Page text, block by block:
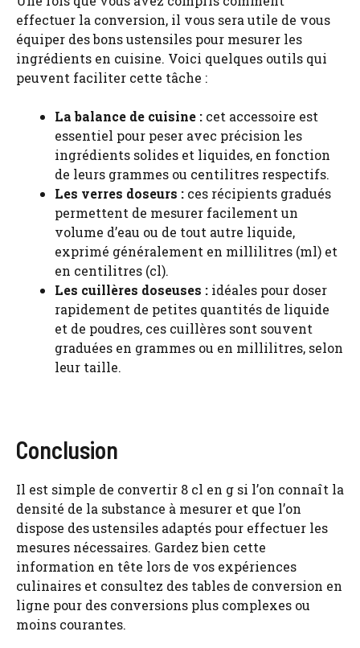
effectuer la conversion, il vous sera utile de vous
équiper des bons ustensiles pour mesurer les
ingrédients en cuisine. Voici quelques outils qui
peuvent faciliter cette tâche :
La balance de cuisine : cet accessoire est
essentiel pour peser avec précision les
ingrédients solides et liquides, en fonction
de leurs grammes ou centilitres respectifs.
Les verres doseurs : ces récipients gradués
permettent de mesurer facilement un
volume d’eau ou de tout autre liquide,
exprimé généralement en millilitres (ml) et
en centilitres (cl).
Les cuillères doseuses : idéales pour doser
rapidement de petites quantités de liquide
et de poudres, ces cuillères sont souvent
graduées en grammes ou en millilitres, selon
leur taille.
Conclusion
Il est simple de convertir 8 cl en g si l’on connaît la
densité de la substance à mesurer et que l’on
dispose des ustensiles adaptés pour effectuer les
mesures nécessaires. Gardez bien cette
information en tête lors de vos expériences
culinaires et consultez des tables de conversion en
ligne pour des conversions plus complexes ou
moins courantes.